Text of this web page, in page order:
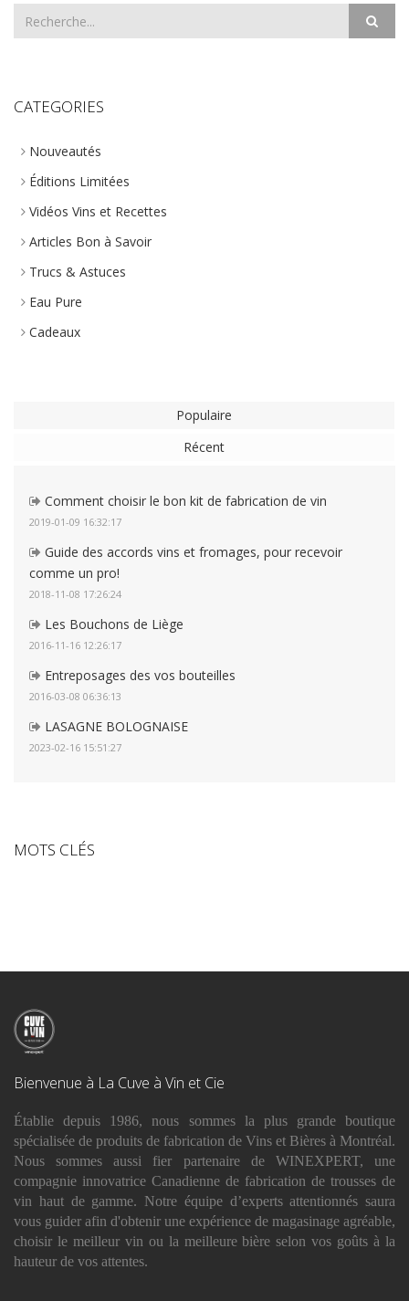
CATEGORIES
Nouveautés
Éditions Limitées
Vidéos Vins et Recettes
Articles Bon à Savoir
Trucs & Astuces
Eau Pure
Cadeaux
Populaire
Récent
Comment choisir le bon kit de fabrication de vin
2019-01-09 16:32:17
Guide des accords vins et fromages, pour recevoir
comme un pro!
2018-11-08 17:26:24
Les Bouchons de Liège
2016-11-16 12:26:17
Entreposages des vos bouteilles
2016-03-08 06:36:13
LASAGNE BOLOGNAISE
2023-02-16 15:51:27
MOTS CLÉS
Bienvenue à La Cuve à Vin et Cie
Établie depuis 1986, nous sommes la plus grande boutique
spécialisée de produits de fabrication de Vins et Bières à Montréal.
Nous sommes aussi fier partenaire de WINEXPERT, une
compagnie innovatrice Canadienne de fabrication de trousses de
vin haut de gamme. Notre équipe d’experts attentionnés saura
vous guider afin d'obtenir une expérience de magasinage agréable,
choisir le meilleur vin ou la meilleure bière selon vos goûts à la
hauteur de vos attentes.